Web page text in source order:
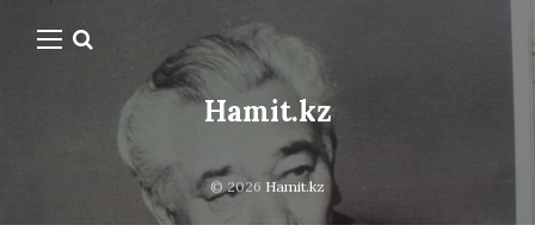
Hamit.kz
© 2026 Hamit.kz